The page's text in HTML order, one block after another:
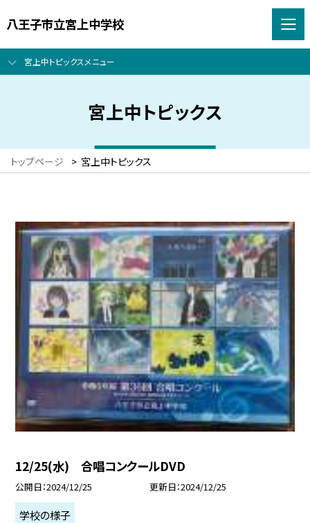
八王子市立宮上中学校
宮上中トピックスメニュー
宮上中トピックス
トップページ > 宮上中トピックス
12/25(水) 合唱コンクールDVD
公開日 2024/12/25 更新日 2024/12/25
学校の様子